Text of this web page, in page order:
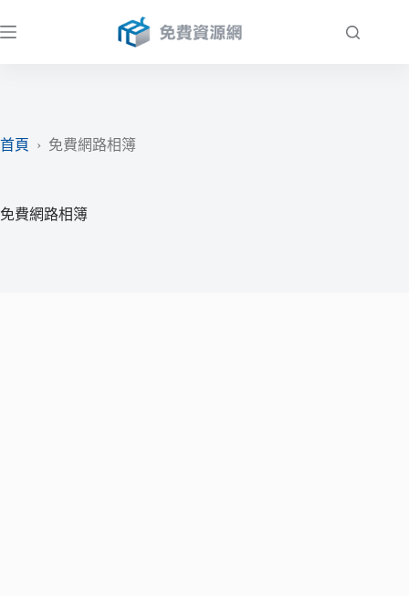
至
首頁
› 免費網路相簿
免費網路相簿